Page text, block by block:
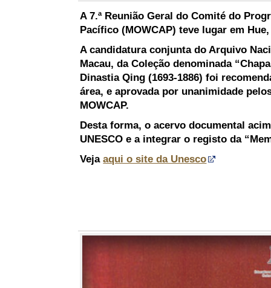
A 7.ª Reunião Geral do Comité do
Pacífico (MOWCAP) teve lugar em
A candidatura conjunta do Arquivo
Macau, da Coleção denominada
Dinastia Qing (1693-1886) foi
área, e aprovada por unanimidade
MOWCAP.
Desta forma, o acervo documental
UNESCO e a integrar o registo da
Vejaaqui o site da Unesco